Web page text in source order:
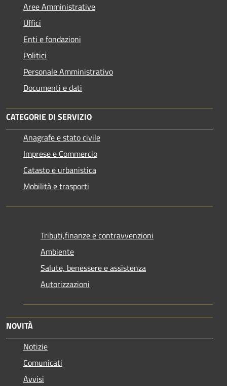
Aree Amministrative
Uffici
Enti e fondazioni
Politici
Personale Amministrativo
Documenti e dati
CATEGORIE DI SERVIZIO
Anagrafe e stato civile
Imprese e Commercio
Catasto e urbanistica
Mobilità e trasporti
Tributi,finanze e contravvenzioni
Ambiente
Salute, benessere e assistenza
Autorizzazioni
NOVITÀ
Notizie
Comunicati
Avvisi